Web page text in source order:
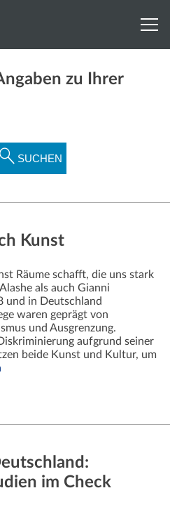
zu Ihrer
SUCHEN
Kunst
Räume schafft, die uns stark
als auch Gianni
und in Deutschland
waren geprägt von
und Ausgrenzung.
aufgrund seiner
beide Kunst und Kultur, um
im Check